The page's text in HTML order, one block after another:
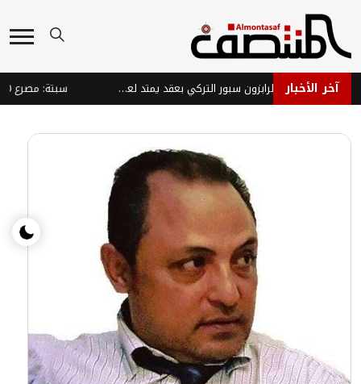
آخر الأخبار صلاح يوقع رسمياً لطرابزون سبور التركي بعقد يمتد لعامين